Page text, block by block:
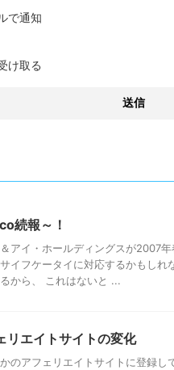
で通知
け取る
続報～！
アイ・ホールディングスが2007
イフケータイに対応するかもし
から、 これはないと ...
リエイトサイトの変化
のアフェリエイトサイトに登録